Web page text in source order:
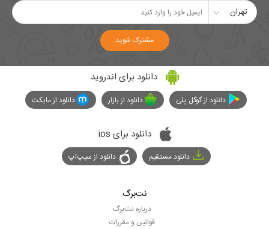
تهران
مشترک شوید
دانلود برای اندروید
دانلود از گوگل پلی دانلود از بازار دانلود از مایکت
دانلود برای ios
دانلود مستقیم دانلود از سیپ‌اپ
نت‌برگ
درباره نت‌برگ
قوانین و مقررات